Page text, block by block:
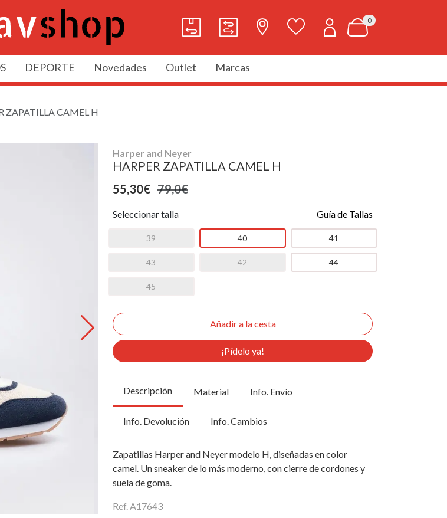
0
DEPORTE Novedades Outlet Marcas
ZAPATILLA CAMEL H
Harper and Neyer
HARPER ZAPATILLA CAMEL H
55,30€ 79,0€
Seleccionar talla Guía de Tallas
39 40 41
43 42 44
45
¡Pídelo ya!
Descripción Material Info. Envío
Info. Devolución Info. Cambios
Zapatillas Harper and Neyer modelo H, diseñadas en color
camel. Un sneaker de lo más moderno, con cierre de cordones y
suela de goma.
Ref. A17643